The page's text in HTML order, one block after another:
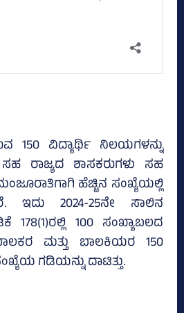
150 ವಿದ್ಯಾರ್ಥಿ ನಿಲಯಗಳನ್ನು
ರಾಜ್ಯದ ಶಾಸಕರುಗಳು ಸಹ
ಹೆಚ್ಚಿನ ಸಂಖ್ಯೆಯಲ್ಲಿ
ಇದು 2024-25ನೇ ಸಾಲಿನ
100 ಸಂಖ್ಯಾಬಲದ
ಮತ್ತು ಬಾಲಕಿಯರ 150
ಗಡಿಯನ್ನು ದಾಟಿತ್ತು.